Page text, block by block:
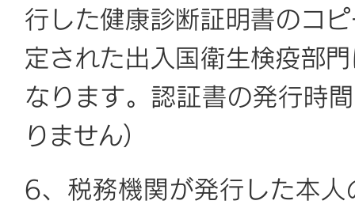
行した健康診断証明書のコ
定された出入国衛生検疫部
なります。認証書の発行時
りません）
6、税務機関が発行した本